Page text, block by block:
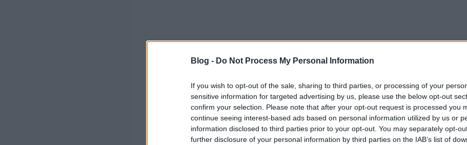
Blog - Do Not Process My Personal Information
If you wish to opt-out of the sale, sharing to third parties, or processing of your
sensitive information for targeted advertising by us, please use the below opt-out
confirm your selection. Please note that after your opt-out request is processed you
continue seeing interest-based ads based on personal information utilized by us or
information disclosed to third parties prior to your opt-out. You may separately opt-
further disclosure of your personal information by third parties on the IAB’s list of